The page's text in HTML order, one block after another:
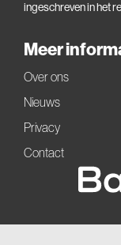
ingeschreven in het
Meer
Over ons
Nieuws
Privacy
Contact